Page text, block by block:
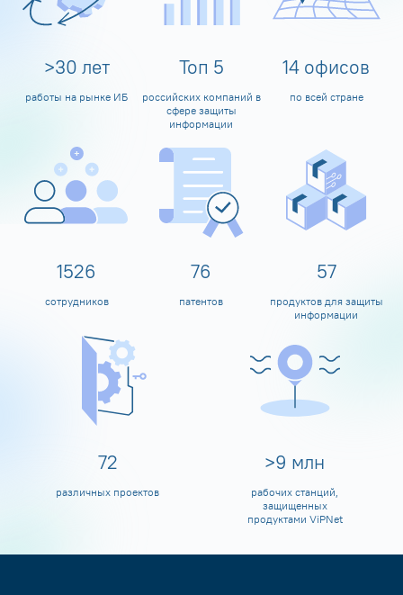
>30 лет
работы на рынке ИБ
Топ 5
российских компаний в
сфере защиты
информации
14 офисов
по всей стране
1600
сотрудников
80
патентов
60
продуктов для защиты
информации
80
различных проектов
>10 млн
рабочих станций,
защищенных
продуктами ViPNet